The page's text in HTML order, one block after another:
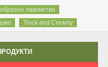
лакомство
Thick and Creamy